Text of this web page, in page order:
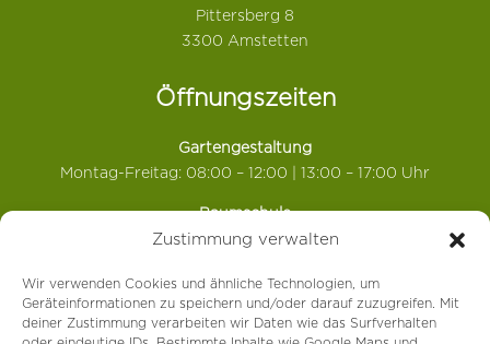
Zustimmung verwalten
Wir verwenden Cookies und ähnliche Technologien, um
Geräteinformationen zu speichern und/oder darauf zuzugreifen. Mit
deiner Zustimmung verarbeiten wir Daten wie das Surfverhalten
Pittersberg 8
3300 Amstetten
Öffnungszeiten
Gartengestaltung
Montag-Freitag: 08:00 – 12:00 | 13:00 – 17:00 Uhr
Baumschule
Juni: Montag-Freitag: 08:00 – 12:00 Uhr
Kontakt